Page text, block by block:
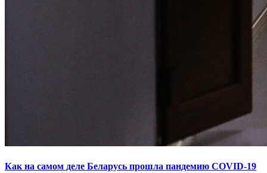
Как на самом деле Беларусь прошла пандемию COVID-19